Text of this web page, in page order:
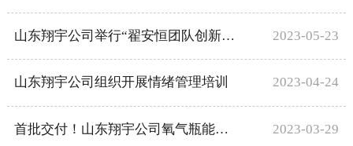
企业资质
山东翔宇公司举行“翟安恒团队创新工作室”授牌仪式 2023-05-23
山东翔宇公司组织开展情绪管理培训 2023-04-24
首批交付！山东翔宇公司氧气瓶能力落地 2023-03-29